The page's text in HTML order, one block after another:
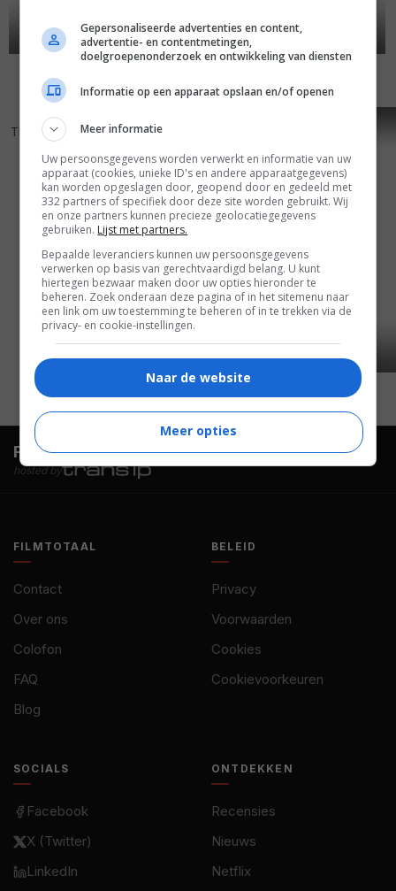
Une vie en retour (2005)
6,8
The Dreamers (2003)
FilmTotaal.Hét online filmoverzicht.
hosted by
FILMTOTAAL
Contact
Over ons
Colofon
FAQ
Blog
BELEID
Privacy
Voorwaarden
Cookies
Cookievoorkeuren
SOCIALS
Facebook
X (Twitter)
LinkedIn
ONTDEKKEN
Recensies
Nieuws
Netflix
Gepersonaliseerde advertenties en content,
advertentie- en contentmetingen,
doelgroepenonderzoek en ontwikkeling van diensten
Informatie op een apparaat opslaan en/of openen
Meer informatie
Uw persoonsgegevens worden verwerkt en informatie van uw
apparaat (cookies, unieke ID's en andere apparaatgegevens)
kan worden opgeslagen door, geopend door en gedeeld met
332 partners of specifiek door deze site worden gebruikt. Wij
en onze partners kunnen precieze geolocatiegegevens
gebruiken. Lijst met partners.
Bepaalde leveranciers kunnen uw persoonsgegevens
verwerken op basis van gerechtvaardigd belang. U kunt
hiertegen bezwaar maken door uw opties hieronder te
beheren. Zoek onderaan deze pagina of in het sitemenu naar
een link om uw toestemming te beheren of in te trekken via de
privacy- en cookie-instellingen.
Naar de website
Meer opties